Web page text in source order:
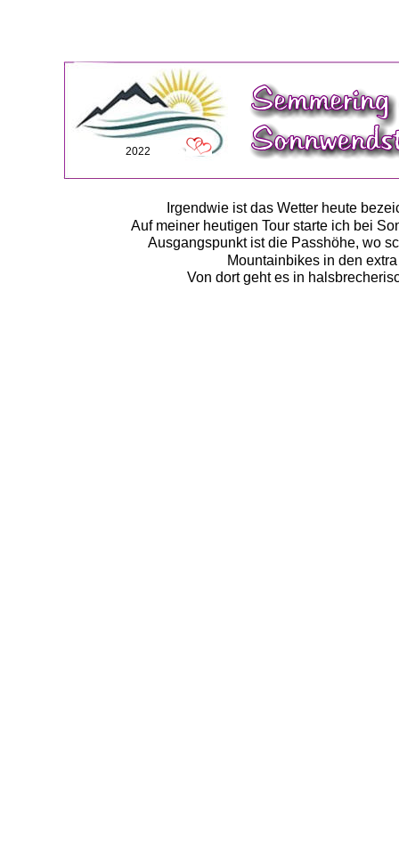
Irgendwie ist das Wetter heute
Auf meiner heutigen Tour starte ich bei
Ausgangspunkt ist die Passhöhe, wo
Mountainbikes in den
Von dort geht es in
2022